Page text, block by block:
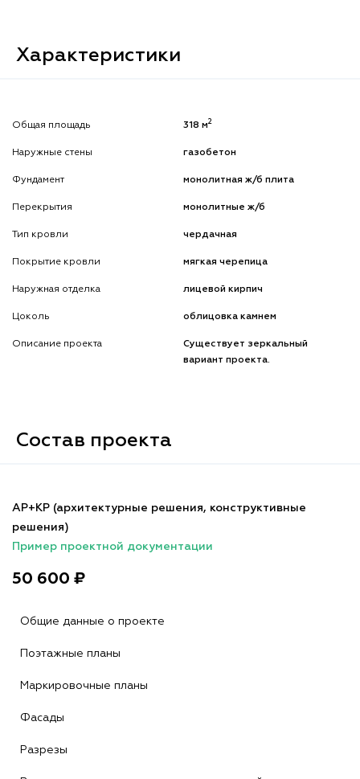
Характеристики
Общая площадь 318 м2
Наружные стены газобетон
Фундамент монолитная ж/б плита
Перекрытия монолитные ж/б
Тип кровли чердачная
Покрытие кровли мягкая черепица
Наружная отделка лицевой кирпич
Цоколь облицовка камнем
Описание проекта
Существует зеркальный
вариант проекта.
Состав проекта
АР+КР (архитектурные решения, конструктивные
решения)
Пример проектной документации
50 600 ₽
Общие данные о проекте
Поэтажные планы
Маркировочные планы
Фасады
Разрезы